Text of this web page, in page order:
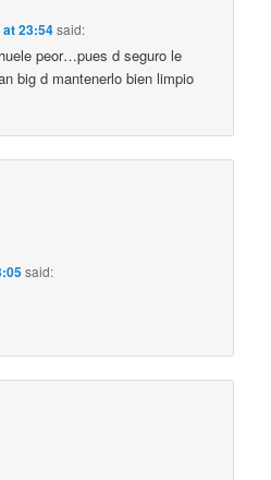
23:54said:
peor…pues d seguro le
big d mantenerlo bien limpio
said: